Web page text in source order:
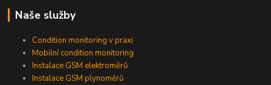
Naše služby
Condition monitoring v praxi
Mobilní condition monitoring
Instalace GSM elektroměrů
Instalace GSM plynoměrů